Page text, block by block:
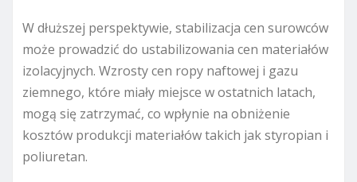
W dłuższej perspektywie, stabilizacja cen surowców
może prowadzić do ustabilizowania cen materiałów
izolacyjnych. Wzrosty cen ropy naftowej i gazu
ziemnego, które miały miejsce w ostatnich latach,
mogą się zatrzymać, co wpłynie na obniżenie
kosztów produkcji materiałów takich jak styropian i
poliuretan.